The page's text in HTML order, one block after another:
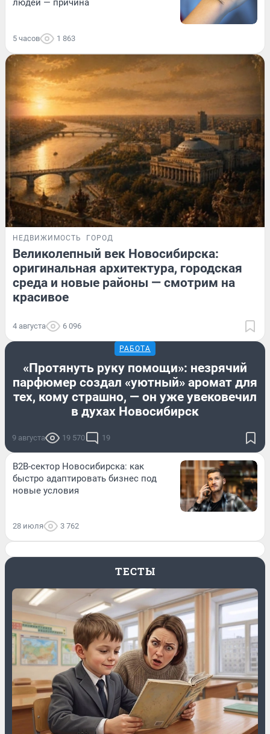
людей — причина
5 часов 1 863
НЕДВИЖИМОСТЬ ГОРОД
Великолепный век Новосибирска:
оригинальная архитектура, городская
среда и новые районы — смотрим на
красивое
4 августа 6 096
РАБОТА
«Протянуть руку помощи»: незрячий
парфюмер создал «уютный» аромат для
тех, кому страшно, — он уже увековечил
в духах Новосибирск
9 августа 19 570 19
B2B-сектор Новосибирска: как
быстро адаптировать бизнес под
новые условия
28 июля 3 762
ТЕСТЫ